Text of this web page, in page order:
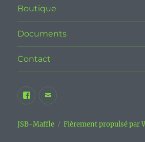
Boutique
Documents
Contact
Facebook
JSB
Maffle
E-
JSB-Maffle Fièrement propulsé par